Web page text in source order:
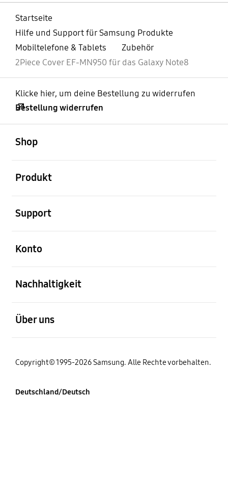
Startseite
Hilfe und Support für Samsung Produkte
Mobiltelefone & Tablets
Zubehör
2Piece Cover EF-MN950 für das Galaxy Note8
Klicke hier, um deine Bestellung zu widerrufen
Bestellung widerrufen
Shop
Produkt
Support
Konto
Nachhaltigkeit
Über uns
Copyright© 1995-2026 Samsung. Alle Rechte vorbehalten.
Deutschland/Deutsch